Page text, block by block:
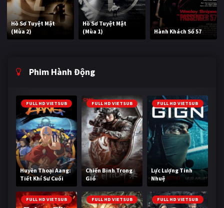
Hồ Sơ Tuyệt Mật
(Mùa 2)
Hồ Sơ Tuyệt Mật
(Mùa 1)
Hành Khách Số 57
Phim Hành Động
FULL HD VIETSUB
Huyền Thoại Aang:
Tiết Khí Sư Cuối
Cùng
FULL HD VIETSUB
Chiến Binh Trong
Gió
FULL HD VIETSUB
Lực Lượng Tinh
Nhuệ
FULL HD VIETSUB FULL HD VIETSUB FULL HD VIETSUB